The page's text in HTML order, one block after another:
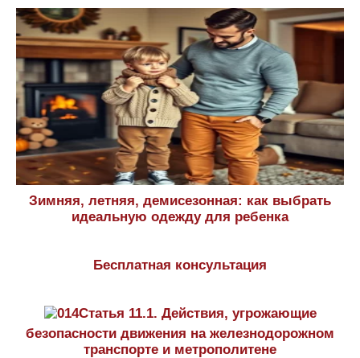
Зимняя, летняя, демисезонная: как выбрать
идеальную одежду для ребенка
Бесплатная консультация
Статья 11.1. Действия, угрожающие
безопасности движения на железнодорожном
транспорте и метрополитене